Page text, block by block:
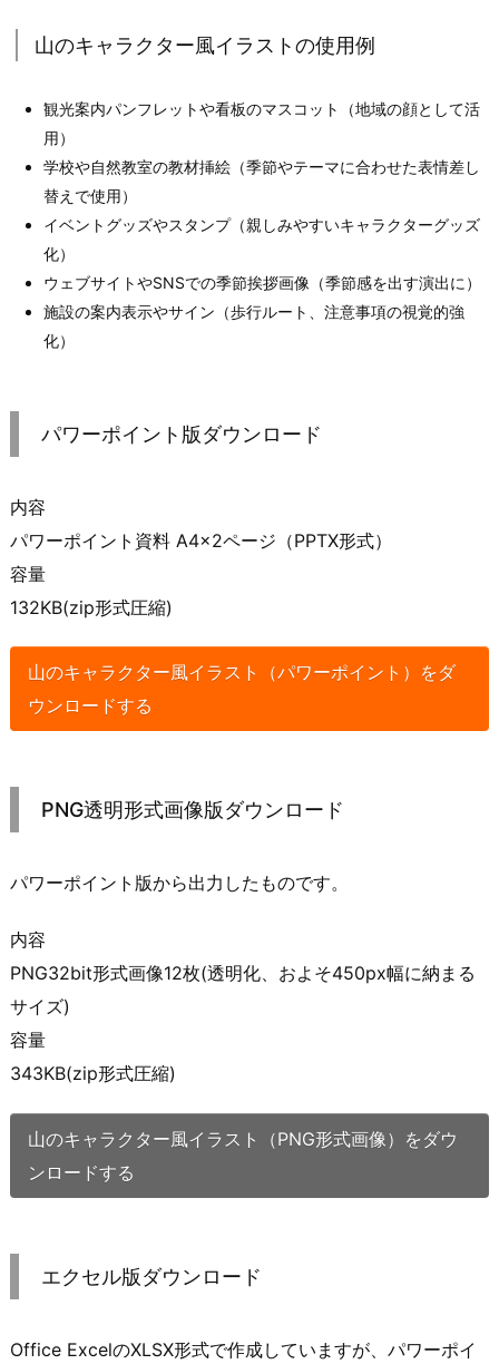
山のキャラクター風イラストの使用例
観光案内パンフレットや看板のマスコット（地域の顔として活
用）
学校や自然教室の教材挿絵（季節やテーマに合わせた表情差し
替えで使用）
イベントグッズやスタンプ（親しみやすいキャラクターグッズ
化）
ウェブサイトやSNSでの季節挨拶画像（季節感を出す演出に）
施設の案内表示やサイン（歩行ルート、注意事項の視覚的強
化）
パワーポイント版ダウンロード
内容
パワーポイント資料 A4×2ページ（PPTX形式）
容量
132KB(zip形式圧縮)
山のキャラクター風イラスト（パワーポイント）をダ
ウンロードする
PNG透明形式画像版ダウンロード
パワーポイント版から出力したものです。
内容
PNG32bit形式画像12枚(透明化、およそ450px幅に納まる
サイズ)
容量
343KB(zip形式圧縮)
山のキャラクター風イラスト（PNG形式画像）をダウ
ンロードする
エクセル版ダウンロード
Office ExcelのXLSX形式で作成していますが、パワーポイ